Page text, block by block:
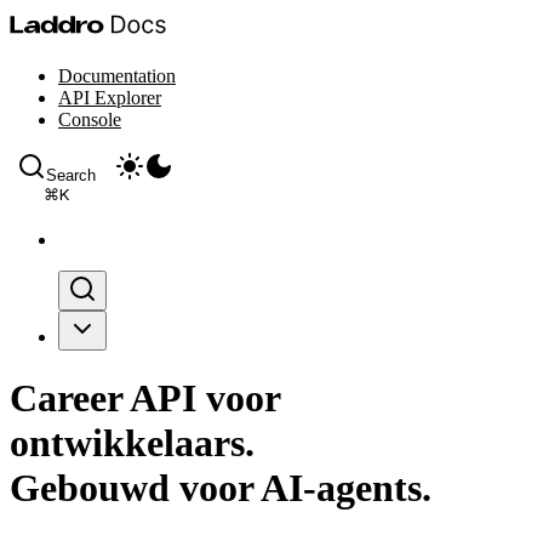
Documentation
API Explorer
Console
Search
⌘K
Career API voor
ontwikkelaars.
Gebouwd voor AI-agents.